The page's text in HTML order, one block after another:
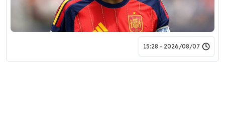
2026/08/07 - 15:28